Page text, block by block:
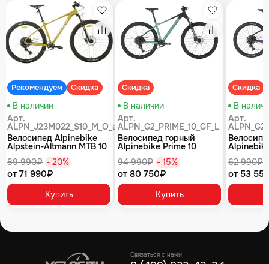
Рекомендуем Скидка
Избранное
Сравнение
В наличии
Арт.
ALPN_J23M022_S10_M_O_air
Велосипед Alpinebike
Alpstein-Altmann MTB 10
89 990₽ - 20%
от 71 990₽
Купить
Скидка
Избранное
Сравнение
В наличии
Арт.
ALPN_G2_PRIME_10_GF_L
Велосипед горный
Alpinebike Prime 10
94 990₽ - 15%
от 80 750₽
Купить
Скидка
В
Арт.
62 990₽
от 53
Связаться с нами